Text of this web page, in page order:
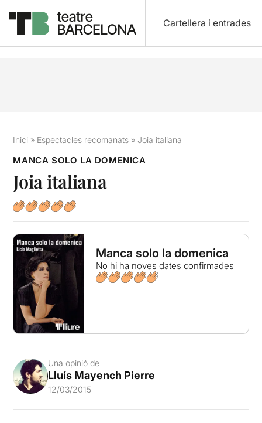
Cartellera i entrades
Inici » Espectacles recomanats » Joia italiana
MANCA SOLO LA DOMENICA
Joia italiana
Manca solo la domenica
No hi ha noves dates confirmades
Una opinió de
Lluís Mayench Pierre
12/03/2015